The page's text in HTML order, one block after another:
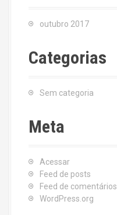
outubro 2017
Categorias
Sem categoria
Meta
Acessar
Feed de posts
Feed de comentários
WordPress.org